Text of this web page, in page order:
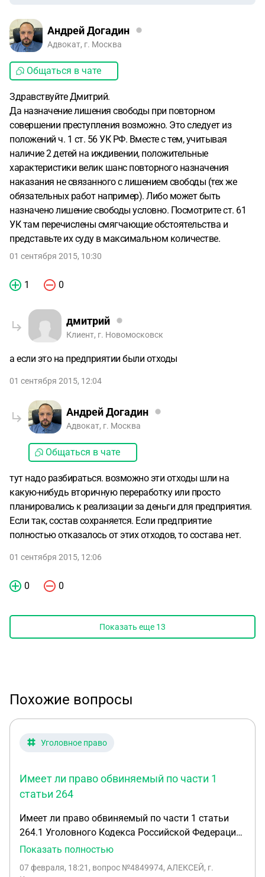
Андрей Догадин
Адвокат, г. Москва
Общаться в чате
Здравствуйте Дмитрий.
Да назначение лишения свободы при повторном
совершении преступления возможно. Это следует из
положений ч. 1 ст. 56 УК РФ. Вместе с тем, учитывая
наличие 2 детей на иждивении, положительные
характеристики велик шанс повторного назначения
наказания не связанного с лишением свободы (тех же
обязательных работ например). Либо может быть
назначено лишение свободы условно. Посмотрите ст. 61
УК там перечислены смягчающие обстоятельства и
представьте их суду в максимальном количестве.
01 сентября 2015, 10:30
1 0
дмитрий
Клиент, г. Новомосковск
а если это на предприятии были отходы
01 сентября 2015, 12:04
Андрей Догадин
Адвокат, г. Москва
Общаться в чате
тут надо разбираться. возможно эти отходы шли на
какую-нибудь вторичную переработку или просто
планировались к реализации за деньги для предприятия.
Если так, состав сохраняется. Если предприятие
полностью отказалось от этих отходов, то состава нет.
01 сентября 2015, 12:06
0 0
Показать еще 13
Похожие вопросы
Уголовное право
Имеет ли право обвиняемый по части 1
статьи 264
Имеет ли право обвиняемый по части 1 статьи
264.1 Уголовного Кодекса Российской Федерации
жаловаться напрямую в Следственный Комитет,
Показать полностью
07 февраля, 18:21 , вопрос №4849974, АЛЕКСЕЙ, г.